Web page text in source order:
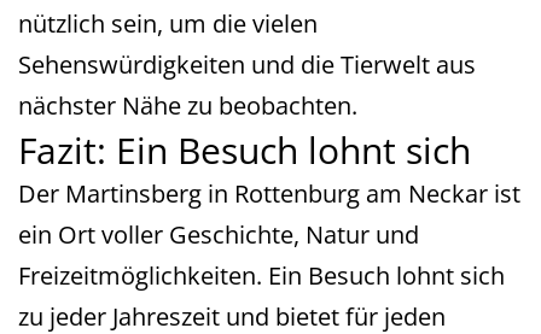
nützlich sein, um die vielen
Sehenswürdigkeiten und die Tierwelt aus
nächster Nähe zu beobachten.
Fazit: Ein Besuch lohnt sich
Der Martinsberg in Rottenburg am Neckar ist
ein Ort voller Geschichte, Natur und
Freizeitmöglichkeiten. Ein Besuch lohnt sich
zu jeder Jahreszeit und bietet für jeden